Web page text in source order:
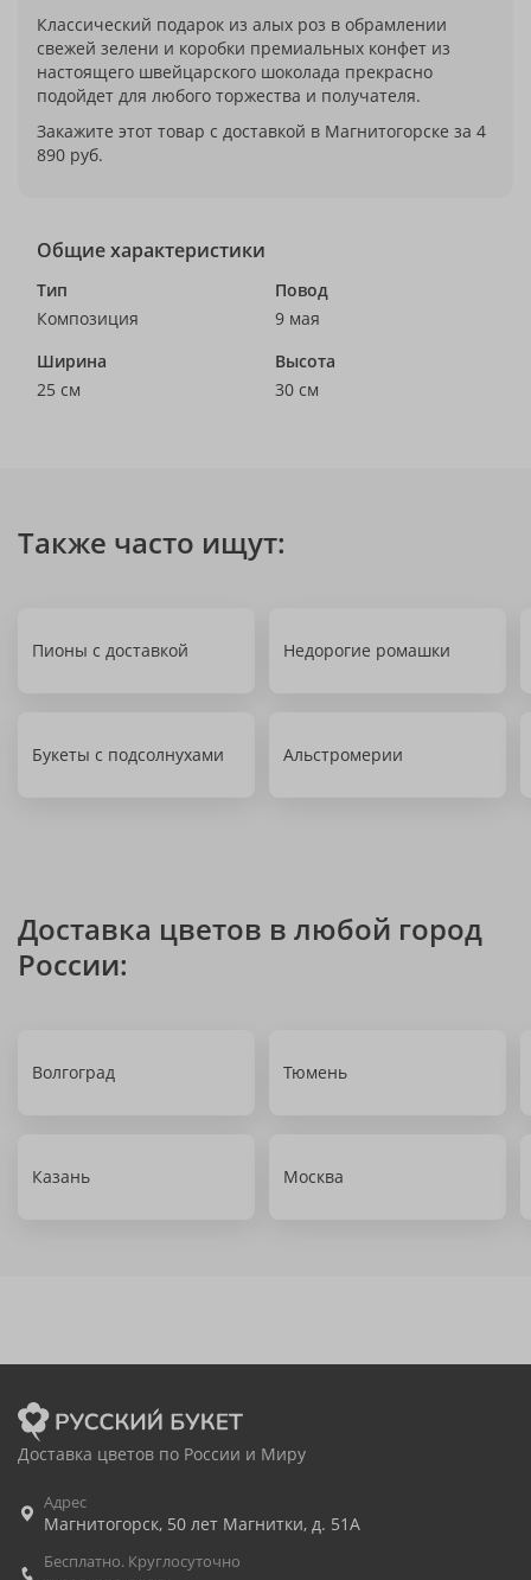
Классический подарок из алых роз в обрамлении
свежей зелени и коробки премиальных конфет из
настоящего швейцарского шоколада прекрасно
подойдет для любого торжества и получателя.
Закажите этот товар с доставкой в Магнитогорске за 4
890 руб.
Общие характеристики
Тип
Композиция
Повод
9 мая
Ширина
25 см
Высота
30 см
Также часто ищут:
Пионы с доставкой Недорогие ромашки
Букеты с подсолнухами Альстромерии
Доставка цветов в любой город
России:
Волгоград Тюмень
Казань Москва
Доставка цветов по России и Миру
Адрес
Магнитогорск, 50 лет Магнитки, д. 51А
Бесплатно. Круглосуточно